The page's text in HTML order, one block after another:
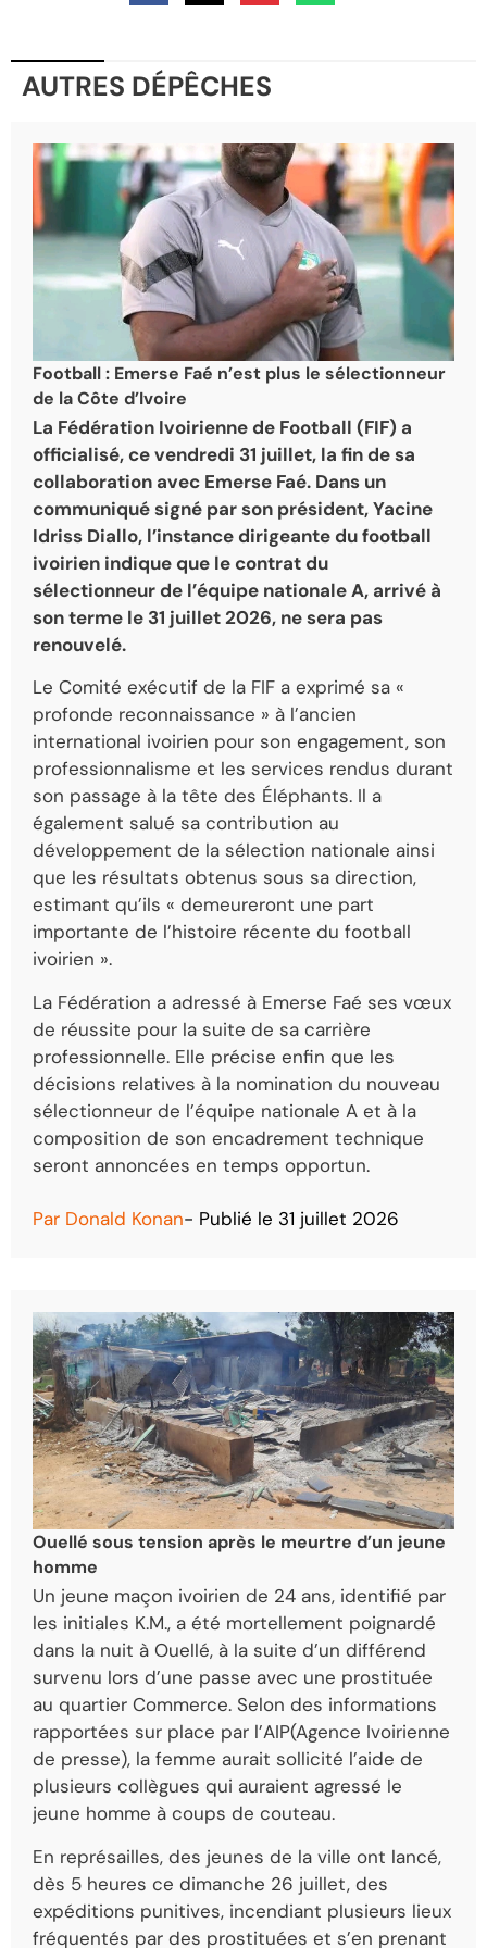
AUTRES DÉPÊCHES
Football : Emerse Faé n’est plus le sélectionneur
de la Côte d’Ivoire
La Fédération Ivoirienne de Football (FIF) a
officialisé, ce vendredi 31 juillet, la fin de sa
collaboration avec Emerse Faé. Dans un
communiqué signé par son président, Yacine
Idriss Diallo, l’instance dirigeante du football
ivoirien indique que le contrat du
sélectionneur de l’équipe nationale A, arrivé à
son terme le 31 juillet 2026, ne sera pas
renouvelé.
Le Comité exécutif de la FIF a exprimé sa «
profonde reconnaissance » à l’ancien
international ivoirien pour son engagement, son
professionnalisme et les services rendus durant
son passage à la tête des Éléphants. Il a
également salué sa contribution au
développement de la sélection nationale ainsi
que les résultats obtenus sous sa direction,
estimant qu’ils « demeureront une part
importante de l’histoire récente du football
ivoirien ».
La Fédération a adressé à Emerse Faé ses vœux
de réussite pour la suite de sa carrière
professionnelle. Elle précise enfin que les
décisions relatives à la nomination du nouveau
sélectionneur de l’équipe nationale A et à la
composition de son encadrement technique
seront annoncées en temps opportun.
Par Donald Konan- Publié le 31 juillet 2026
Ouellé sous tension après le meurtre d’un jeune
homme
Un jeune maçon ivoirien de 24 ans, identifié par
les initiales K.M., a été mortellement poignardé
dans la nuit à Ouellé, à la suite d’un différend
survenu lors d’une passe avec une prostituée
au quartier Commerce. Selon des informations
rapportées sur place par l’AIP(Agence Ivoirienne
de presse), la femme aurait sollicité l’aide de
plusieurs collègues qui auraient agressé le
jeune homme à coups de couteau.
En représailles, des jeunes de la ville ont lancé,
dès 5 heures ce dimanche 26 juillet, des
expéditions punitives, incendiant plusieurs lieux
fréquentés par des prostituées et s’en prenant